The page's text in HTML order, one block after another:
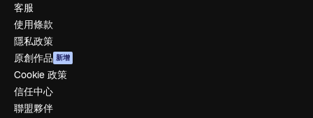
客服
使用條款
隱私政策
原創作品 新增
Cookie 政策
信任中心
聯盟夥伴